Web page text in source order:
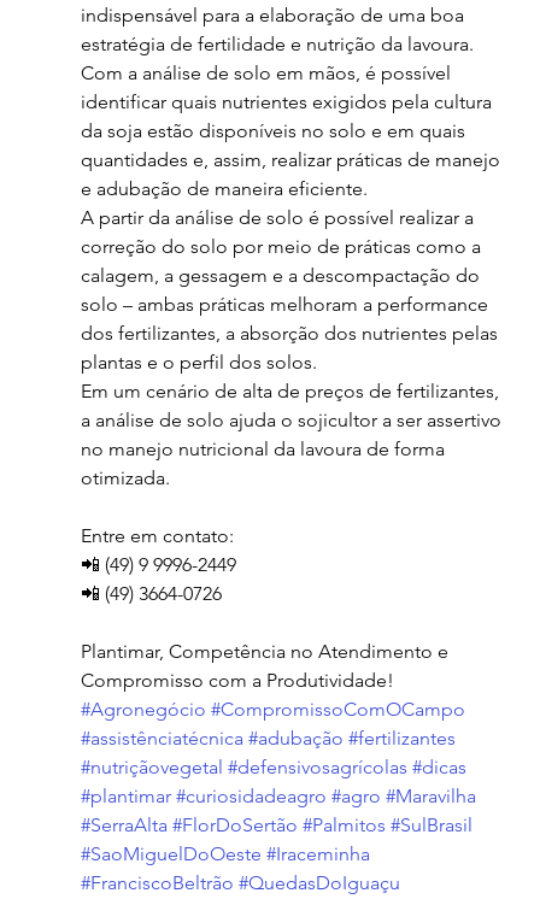
indispensável para a elaboração de uma boa
estratégia de fertilidade e nutrição da lavoura.
Com a análise de solo em mãos, é possível
identificar quais nutrientes exigidos pela cultura
da soja estão disponíveis no solo e em quais
quantidades e, assim, realizar práticas de manejo
e adubação de maneira eficiente.
A partir da análise de solo é possível realizar a
correção do solo por meio de práticas como a
calagem, a gessagem e a descompactação do
solo – ambas práticas melhoram a performance
dos fertilizantes, a absorção dos nutrientes pelas
plantas e o perfil dos solos.
Em um cenário de alta de preços de fertilizantes,
a análise de solo ajuda o sojicultor a ser assertivo
no manejo nutricional da lavoura de forma
otimizada.
Entre em contato:
📲 (49) 9 9996-2449
📲 (49) 3664-0726
Plantimar, Competência no Atendimento e
Compromisso com a Produtividade!
#Agronegócio #CompromissoComOCampo
#assistênciatécnica #adubação #fertilizantes
#nutriçãovegetal #defensivosagrícolas #dicas
#plantimar #curiosidadeagro #agro #Maravilha
#SerraAlta #FlorDoSertão #Palmitos #SulBrasil
#SaoMiguelDoOeste #Iraceminha
#FranciscoBeltrão #QuedasDoIguaçu